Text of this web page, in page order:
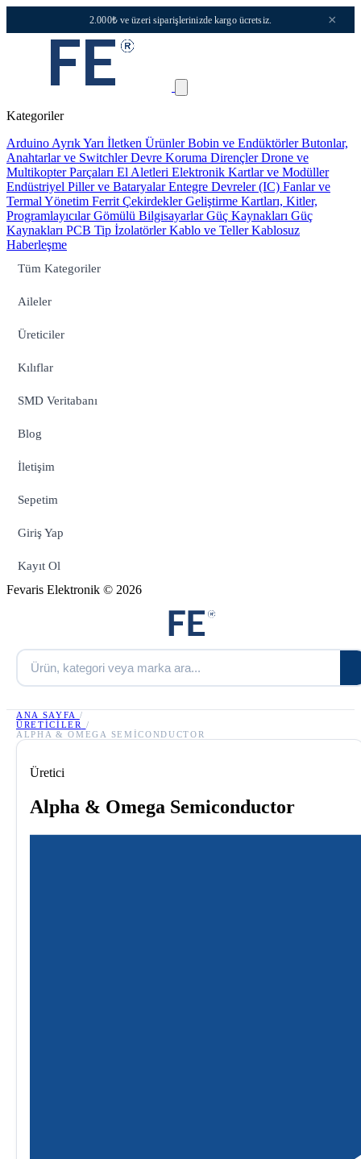
2.000₺ ve üzeri siparişlerinizde kargo ücretsiz. ×
Kategoriler
Arduino Ayrık Yarı İletken ÜrünlerBobin ve EndüktörlerButonlar,
Anahtarlar ve SwitchlerDevre Koruma DirençlerDrone ve
Multikopter Parçaları El Aletleri Elektronik Kartlar ve Modüller
Endüstriyel Piller ve BataryalarEntegre Devreler (IC) Fanlar ve
Termal Yönetim Ferrit ÇekirdeklerGeliştirme Kartları, Kitler,
ProgramlayıcılarGömülü BilgisayarlarGüç Kaynakları Güç
Kaynakları PCB Tip İzolatörlerKablo ve TellerKablosuz
Haberleşme
Tüm Kategoriler
Aileler
Üreticiler
Kılıflar
SMD Veritabanı
Blog
İletişim
Sepetim
Giriş Yap
Kayıt Ol
Fevaris Elektronik © 2026
ANA SAYFA /
ÜRETICILER
/
ALPHA & OMEGA SEMICONDUCTOR
Üretici
Alpha & Omega Semiconductor